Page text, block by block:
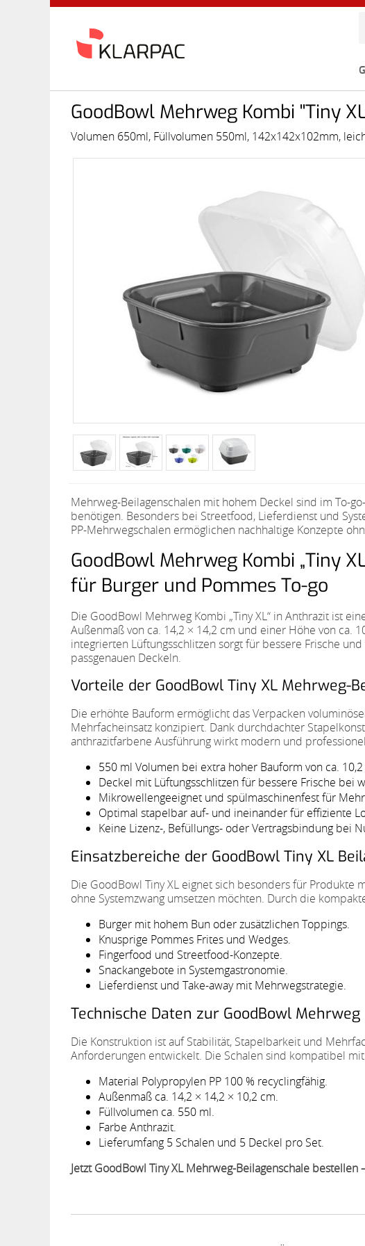
GoodBowl Mehrweg Kombi ''Tiny
Volumen 650ml, Füllvolumen 550ml, 142x142x102mm,
Mehrweg-Beilagenschalen mit hohem Deckel sind im To-
benötigen. Besonders bei Streetfood, Lieferdienst und
PP-Mehrwegschalen ermöglichen nachhaltige Konzepte
GoodBowl Mehrweg Kombi „Tiny
für Burger und Pommes To-go
Die GoodBowl Mehrweg Kombi „Tiny XL“ in Anthrazit ist
Außenmaß von ca. 14,2 × 14,2 cm und einer Höhe von ca.
integrierten Lüftungsschlitzen sorgt für bessere Frische
passgenauen Deckeln.
Vorteile der GoodBowl Tiny XL Mehrweg-
Die erhöhte Bauform ermöglicht das Verpacken
Mehrfacheinsatz konzipiert. Dank durchdachter
anthrazitfarbene Ausführung wirkt modern und
550 ml Volumen bei extra hoher Bauform von ca.
Deckel mit Lüftungsschlitzen für bessere Frische bei
Mikrowellengeeignet und spülmaschinenfest für
Optimal stapelbar auf- und ineinander für effiziente
Keine Lizenz-, Befüllungs- oder Vertragsbindung bei
Einsatzbereiche der GoodBowl Tiny XL
Die GoodBowl Tiny XL eignet sich besonders für
ohne Systemzwang umsetzen möchten. Durch die
Burger mit hohem Bun oder zusätzlichen Toppings.
Knusprige Pommes Frites und Wedges.
Fingerfood und Streetfood-Konzepte.
Snackangebote in Systemgastronomie.
Lieferdienst und Take-away mit Mehrwegstrategie.
Technische Daten zur GoodBowl Mehrweg
Die Konstruktion ist auf Stabilität, Stapelbarkeit und
Anforderungen entwickelt. Die Schalen sind kompatibel
Material Polypropylen PP 100 % recyclingfähig.
Außenmaß ca. 14,2 × 14,2 × 10,2 cm.
Füllvolumen ca. 550 ml.
Farbe Anthrazit.
Lieferumfang 5 Schalen und 5 Deckel pro Set.
Jetzt GoodBowl Tiny XL Mehrweg-Beilagenschale